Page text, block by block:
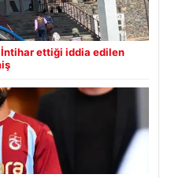
İntihar ettiği iddia edilen